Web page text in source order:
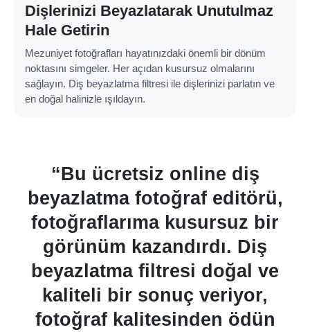
Dişlerinizi Beyazlatarak Unutulmaz
Hale Getirin
Mezuniyet fotoğrafları hayatınızdaki önemli bir dönüm
noktasını simgeler. Her açıdan kusursuz olmalarını
sağlayın. Diş beyazlatma filtresi ile dişlerinizi parlatın ve
en doğal halinizle ışıldayın.
bir
ve
“Bu yapay zeka destekli
fotoğraflarda dişleri
beyazlatmak son derece
Fırça aracı ve hızlı işleme
süresi sayesinde
için harcadığım
tasarruf ediyorum.”